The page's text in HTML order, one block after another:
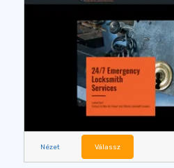
Nézet Válassz